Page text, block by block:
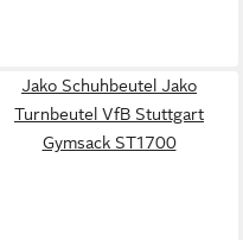
Jako Schuhbeutel Jako
Turnbeutel VfB Stuttgart
Gymsack ST1700